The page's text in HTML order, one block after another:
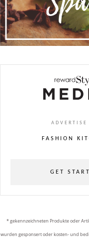
ADVERTISE
FASHION
GET
* gekennzeichneten Produkte oder
wurden gesponsert oder kosten- und